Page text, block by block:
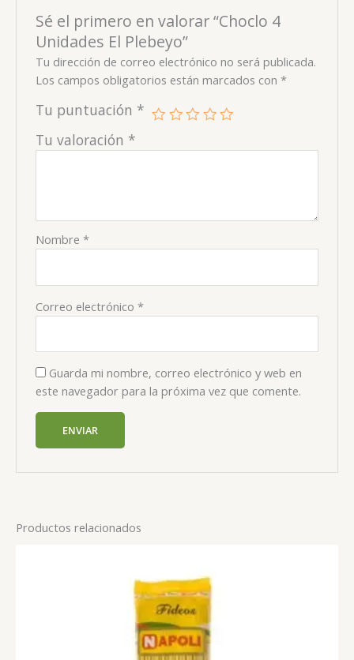
Sé el primero en valorar “Choclo 4
Unidades El Plebeyo”
Tu dirección de correo electrónico no será publicada.
Los campos obligatorios están marcados con*
Tu puntuación *
Tu valoración *
Nombre*
Correo electrónico*
Guarda mi nombre, correo electrónico y web en
este navegador para la próxima vez que comente.
Productos relacionados